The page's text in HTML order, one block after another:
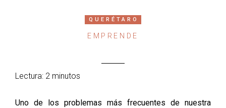
QUERÉTARO
EMPRENDE
Lectura: 2 minutos
Uno de los problemas más frecuentes de nuestra